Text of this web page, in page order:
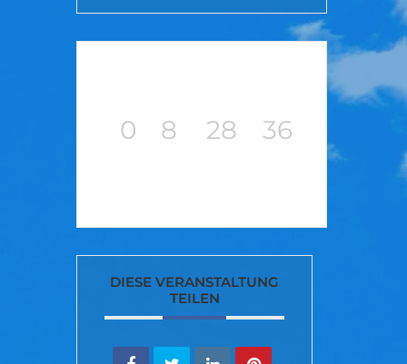
0 8 28 35
DIESE VERANSTALTUNG
TEILEN